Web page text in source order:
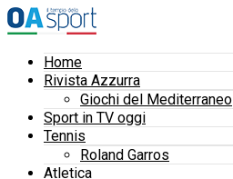
Home
Rivista Azzurra
Giochi del Mediterraneo
Sport in TV oggi
Tennis
Roland Garros
Atletica